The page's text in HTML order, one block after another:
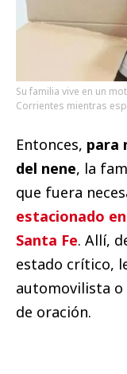
Su familia vive en un
Corrientes mientras
Entonces, para
del nene, la
que fuera
estacionado
Santa Fe. Allí,
estado crítico,
automovilista o
de oración.